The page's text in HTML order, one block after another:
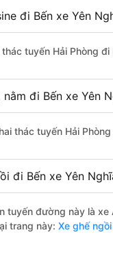
đi Bến xe Yên
tuyến Hải Phòng đi
đi Bến xe Yên
thác tuyến Hải
đi Bến xe Yên
tuyến đường này là
trang này: Xe ghế